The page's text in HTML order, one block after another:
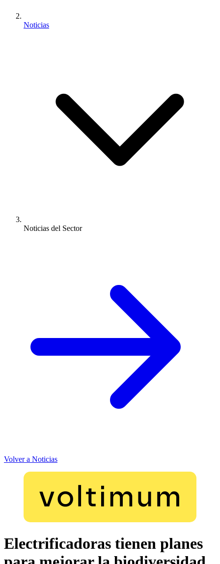
Noticias
Noticias del Sector
Volver a Noticias
Electrificadoras tienen planes